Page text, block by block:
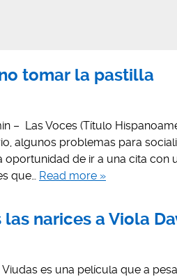
tomar la pastilla
– Las Voces (Título
algunos problemas para
oportunidad de ir a una cita con
que… Read more »
narices a Viola
es una película que a